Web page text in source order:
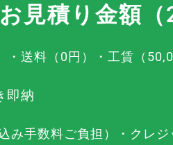
お見積り金額（
送料（0円）・工賃（
即納
み手数料ご負担）・クレ